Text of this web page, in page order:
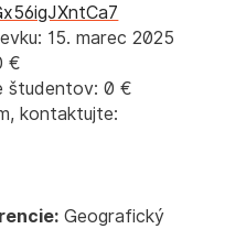
15. marec 2025
€
študentov: 0 €
kontaktujte:
Geografický